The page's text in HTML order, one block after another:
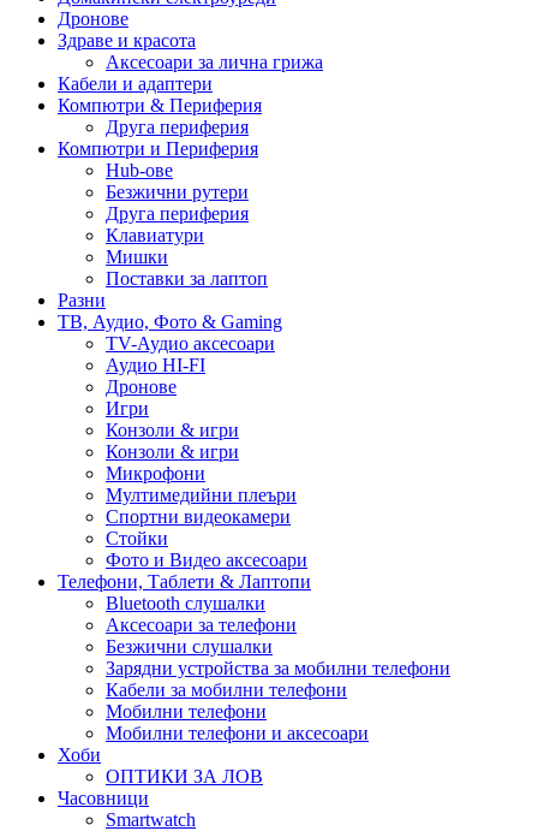
Дронове
Здраве и красота
Аксесоари за лична грижа
Кабели и адаптери
Компютри & Периферия
Друга периферия
Компютри и Периферия
Hub-ове
Безжични рутери
Друга периферия
Клавиатури
Мишки
Поставки за лаптоп
Разни
ТВ, Аудио, Фото & Gaming
TV-Аудио аксесоари
Аудио HI-FI
Дронове
Игри
Конзоли & игри
Конзоли & игри
Микрофони
Мултимедийни плеъри
Спортни видеокамери
Стойки
Фото и Видео аксесоари
Телефони, Таблети & Лаптопи
Bluetooth слушалки
Аксесоари за телефони
Безжични слушалки
Зарядни устройства за мобилни телефони
Кабели за мобилни телефони
Мобилни телефони
Мобилни телефони и аксесоари
Хоби
ОПТИКИ ЗА ЛОВ
Часовници
Smartwatch